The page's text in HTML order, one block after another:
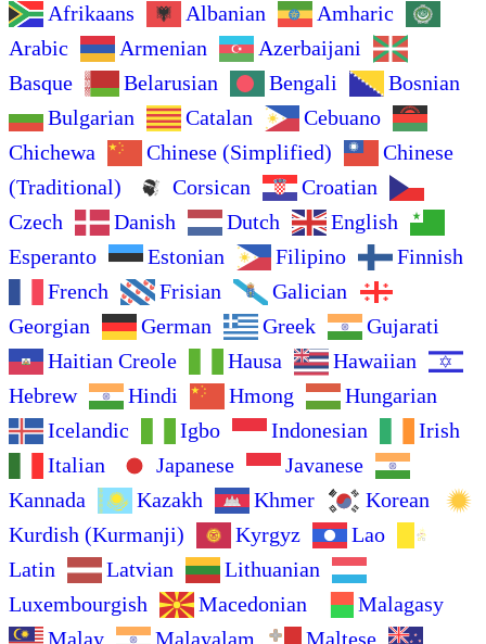
Afrikaans Albanian
Amharic
Arabic
Armenian
Azerbaijani
Basque
Belarusian Bengali
Bosnian
Bulgarian
Catalan
Cebuano
Chichewa
Chinese (Simplified)
Chinese
(Traditional)
Corsican
Croatian
Czech
Danish Dutch
English
Esperanto
Estonian Filipino
Finnish
French
Frisian
Galician
Georgian
German Greek
Gujarati
Haitian Creole
Hausa
Hawaiian
Hebrew
Hindi Hmong
Hungarian
Icelandic
Igbo Indonesian
Irish
Italian
Japanese
Javanese
Kannada
Kazakh Khmer
Korean
Kurdish (Kurmanji)
Kyrgyz
Lao
Latin
Latvian
Lithuanian
Luxembourgish
Macedonian
Malagasy
Malay
Malayalam
Maltese